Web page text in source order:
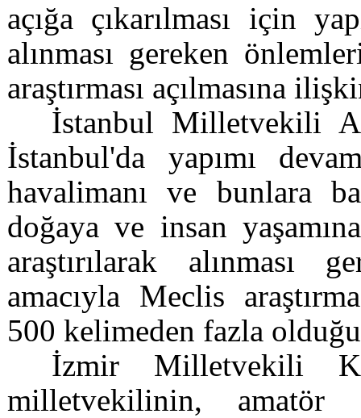
açığa çıkarılması için
alınması gereken
araştırması açılmasına
İstanbul Milletvekili
İstanbul'da yapımı
havalimanı ve bunlara
doğaya ve insan
araştırılarak alınması
amacıyla Meclis
500 kelimeden fazla
İzmir Milletvekili
milletvekilinin,
amatör